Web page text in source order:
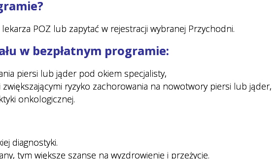
POZ lub zapytać w rejestracji wybranej Przychodni.
w bezpłatnym programie:
piersi lub jąder pod okiem specjalisty,
ryzyko zachorowania na nowotwory piersi lub jąder,
onkologicznej.
diagnostyki.
tym większe szanse na wyzdrowienie i przeżycie.